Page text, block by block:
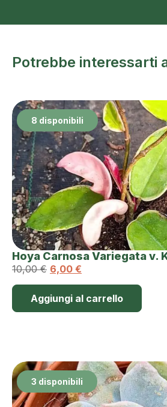
Potrebbe interessarti
8 disponibili
Hoya Carnosa Variegata v.
10,00€ 6,00 €
Aggiungi al carrello
3 disponibili